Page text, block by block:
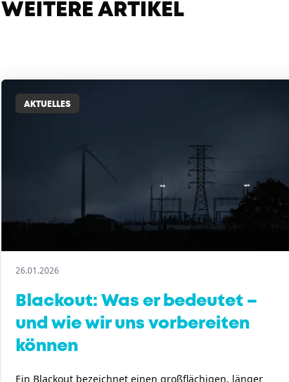
WEITERE ARTIKEL
AKTUELLES
26.01.2026
Blackout: Was er bedeutet –
und wie wir uns vorbereiten
können
Ein Blackout bezeichnet einen großflächigen, länger